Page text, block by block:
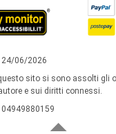
24/06/2026
sito si sono assolti gli
e sui diritti connessi.
04949880159